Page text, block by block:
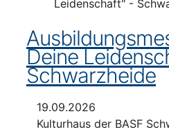
Deine
Schwarzheide
19.09.2026
Kulturhaus der BASF